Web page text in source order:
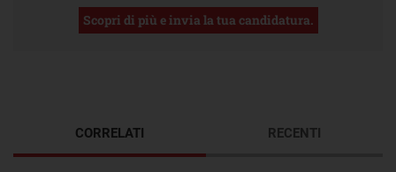
Scopri di più e invia la tua candidatura.
CORRELATI RECENTI